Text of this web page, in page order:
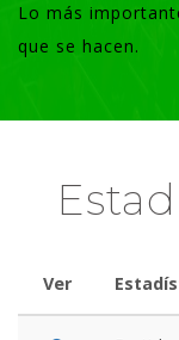
Lo más
que se hacen.
Ver